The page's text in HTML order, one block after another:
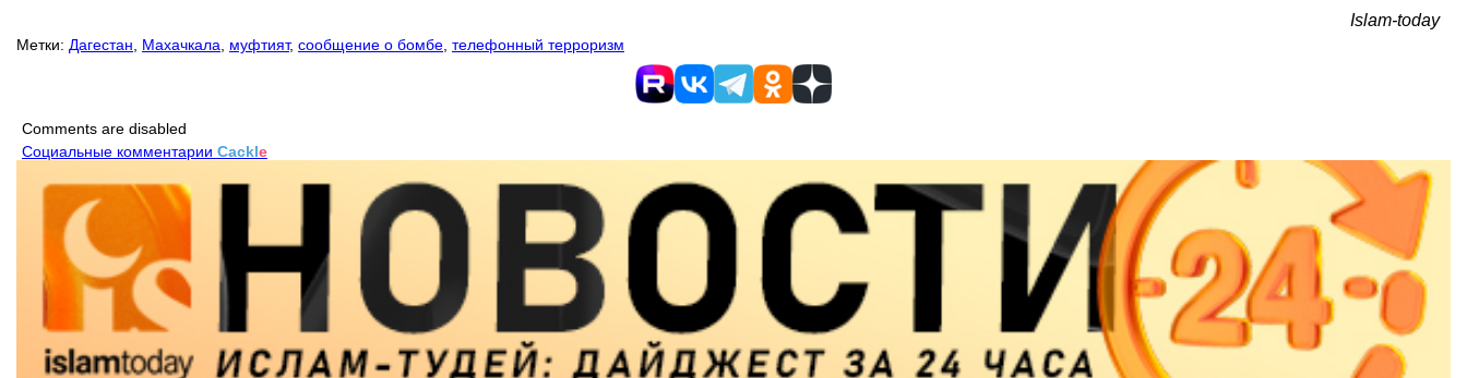
Islam-today
Метки: Дагестан Махачкала муфтият, сообщение о бомбе телефонный терроризм
Comments are disabled
Социальные комментарии Cackle